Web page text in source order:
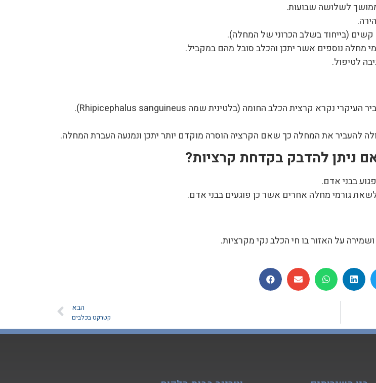
ממושך לשלושה שבועות.
(בייחוד בשלב הכרוני של המחלה).
מחלה נוספים אשר יתכן והכלב סובל מהם במקביל.
לטיפול.
משמה של המחלה מובן כי המחלה מועברת ע"י קרציות. בישראל המעביר העיקרי נקרא קרצית הכלב החומה (בלטינית שמה Rhipicephalus sanguineus).
ניתן להדבק בקדחת קרציות?
בבני אדם.
גורמי מחלה אחרים אשר כן פוגעים בבני אדם.
על האזור בו חי הכלב נקי מקרציות.
הבא
קטרקט בכלבים